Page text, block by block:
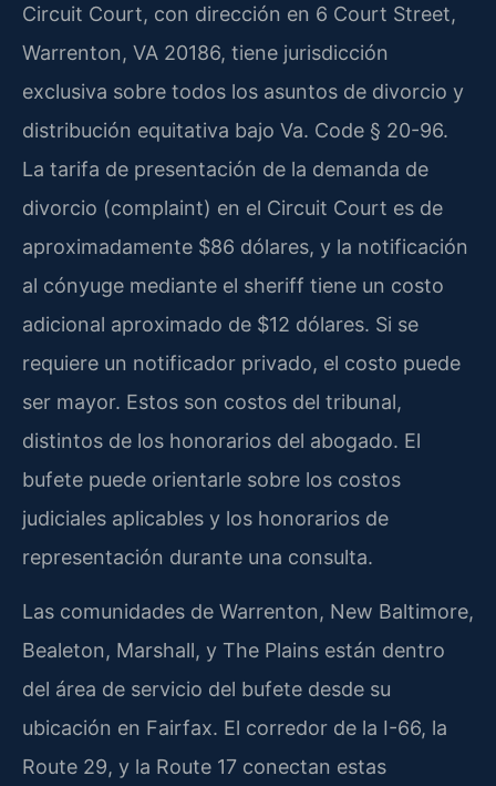
Circuit Court, con dirección en 6 Court Street,
Warrenton, VA 20186, tiene jurisdicción
exclusiva sobre todos los asuntos de divorcio y
distribución equitativa bajo Va. Code § 20-96.
La tarifa de presentación de la demanda de
divorcio (complaint) en el Circuit Court es de
aproximadamente $86 dólares, y la notificación
al cónyuge mediante el sheriff tiene un costo
adicional aproximado de $12 dólares. Si se
requiere un notificador privado, el costo puede
ser mayor. Estos son costos del tribunal,
distintos de los honorarios del abogado. El
bufete puede orientarle sobre los costos
judiciales aplicables y los honorarios de
representación durante una consulta.
Las comunidades de Warrenton, New Baltimore,
Bealeton, Marshall, y The Plains están dentro
del área de servicio del bufete desde su
ubicación en Fairfax. El corredor de la I-66, la
Route 29, y la Route 17 conectan estas